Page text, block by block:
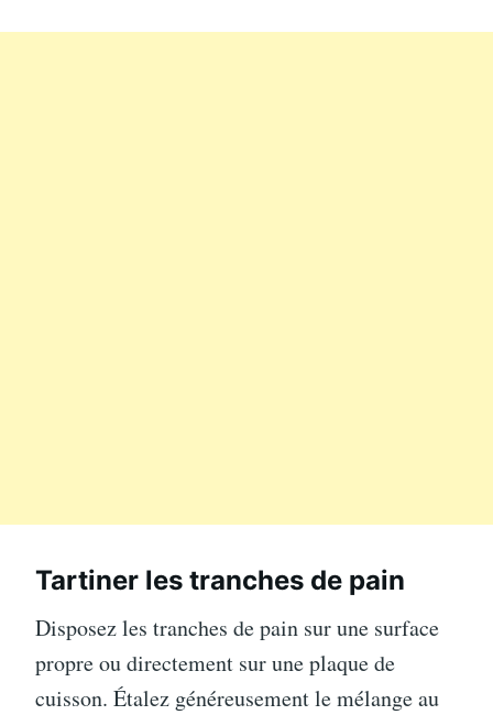
Tartiner les tranches de pain
Disposez les tranches de pain sur une surface
propre ou directement sur une plaque de
cuisson. Étalez généreusement le mélange au